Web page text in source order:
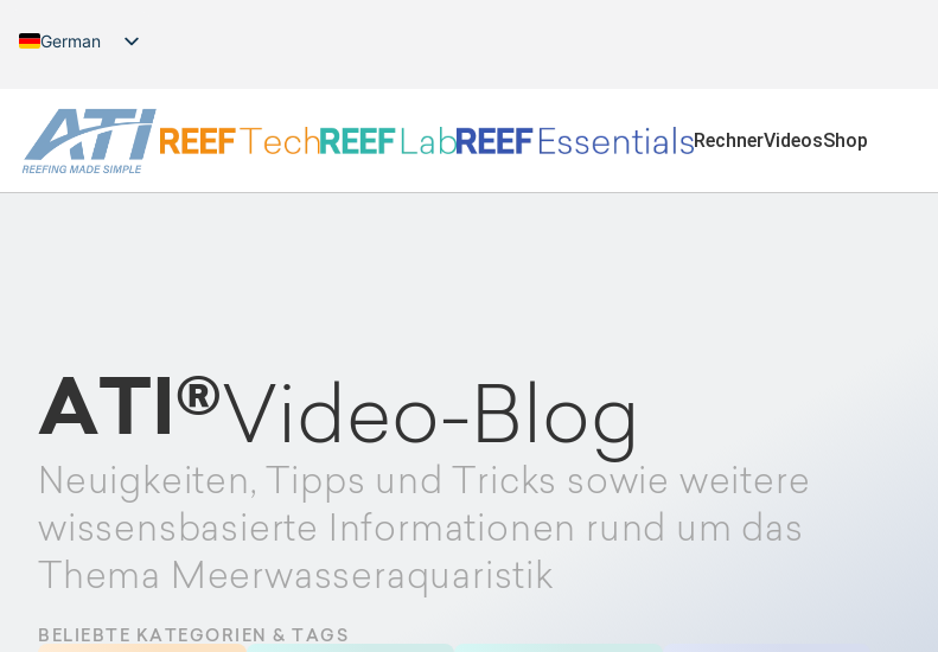
German
RechnerVideosShop
ATI®Video-Blog
Neuigkeiten, Tipps und Tricks sowie weitere
wissensbasierte Informationen rund um das
Thema Meerwasseraquaristik
BELIEBTE KATEGORIEN & TAGS